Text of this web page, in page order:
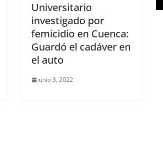
Universitario
investigado por
femicidio en Cuenca:
Guardó el cadáver en
el auto
junio 3, 2022